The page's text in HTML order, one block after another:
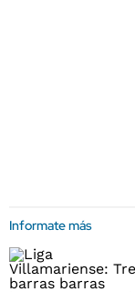
Informate más